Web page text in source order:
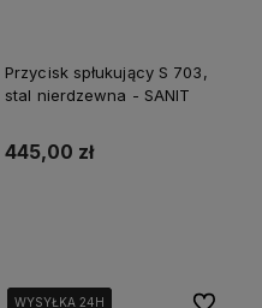
Przycisk spłukujący S 703,
stal nierdzewna - SANIT
445,00 zł
WYSYŁKA 24H
WYSYŁKA 24H
WYSYŁKA 24H Do